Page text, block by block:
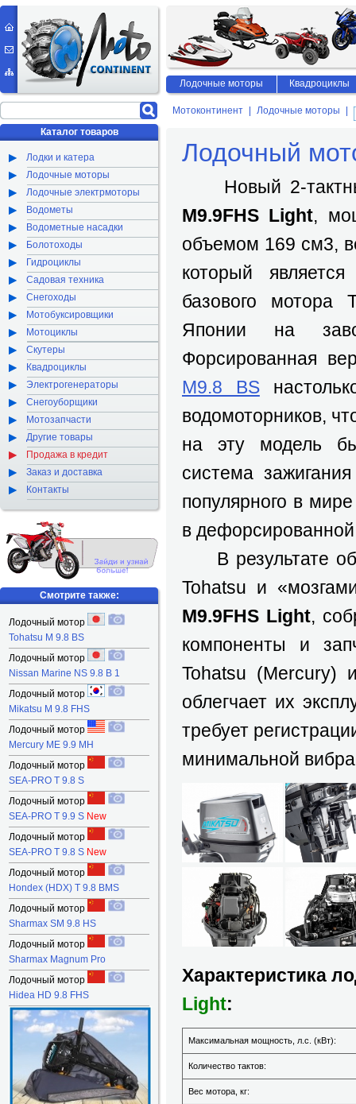
Мотоконтинент Лодочные моторы
Лодочный
Новый 2-
M9.9FHS Light,
объемом 169 см3,
который
базового мотора
Японии на
Форсированная
M9.8 BS
водомоторников,
на эту модель
система
популярного в
в
В результате
Tohatsu и
M9.9FHS Light,
компоненты и
Tohatsu (Mercury)
облегчает их
требует
минимальной
Характеристика
Light:
Максимальная мощность, л.с. (кВт):
Количество тактов:
Вес мотора, кг:
Каталог товаров
Лодки и катера
Лодочные моторы
Лодочные электрмоторы
Водометы
Водометные насадки
Болотоходы
Гидроциклы
Садовая техника
Снегоходы
Мотобуксировщики
Мотоциклы
Скутеры
Квадроциклы
Электрогенераторы
Снегоуборщики
Мотозапчасти
Другие товары
Продажа в кредит
Заказ и доставка
Контакты
Смотрите также:
Лодочный мотор
Tohatsu M 9.8 BS
Лодочный мотор
Nissan Marine NS 9.8 B 1
Лодочный мотор
Mikatsu M 9.8 FHS
Лодочный мотор
Mercury ME 9.9 MH
Лодочный мотор
SEA-PRO T 9.8 S
Лодочный мотор
SEA-PRO T 9.9 S New
Лодочный мотор
SEA-PRO T 9.8 S New
Лодочный мотор
Hondex (HDX) T 9.8 BMS
Лодочный мотор
Sharmax SM 9.8 HS
Лодочный мотор
Sharmax Magnum Pro
Лодочный мотор
Hidea HD 9.8 FHS
Лодочные моторы Квадроциклы